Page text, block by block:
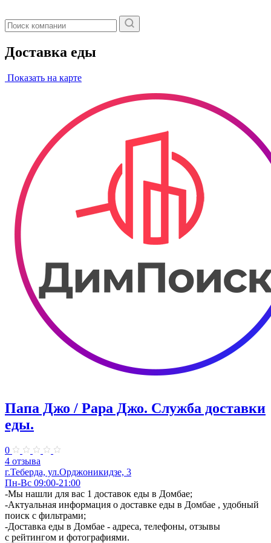
Доставка еды
Показать на карте
Папа Джо / Papa Джо. Служба доставки
еды.
0
4 отзыва
г.Теберда, ул.Орджоникидзе, 3
Пн-Вс 09:00-21:00
-Мы нашли для вас 1 доставок еды в Домбае;
-Актуальная информация о доставке еды в Домбае , удобный
поиск с фильтрами;
-Доставка еды в Домбае - адреса, телефоны, отзывы
с рейтингом и фотографиями.